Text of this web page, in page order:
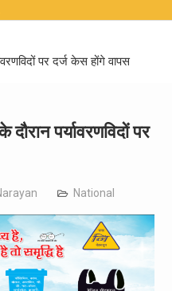
पर दर्ज केस होंगे वापस
पर्यावरणविदों पर
National